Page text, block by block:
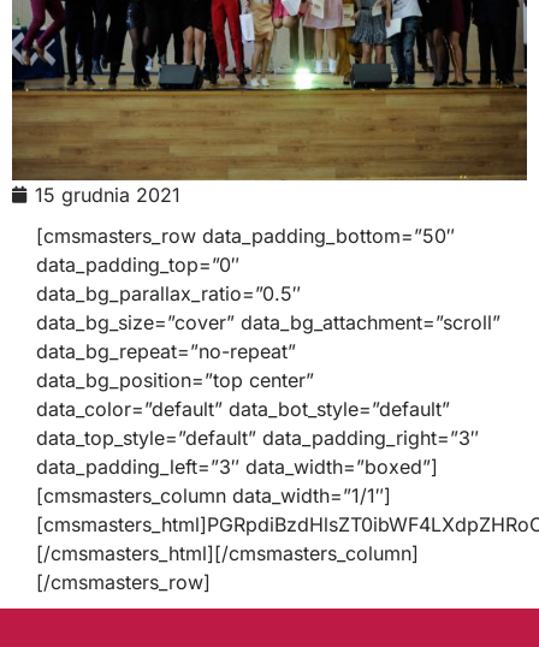
15 grudnia 2021
[cmsmasters_row data_padding_bottom=”50″
data_padding_top=”0″
data_bg_parallax_ratio=”0.5″
data_bg_size=”cover” data_bg_attachment=”scroll”
data_bg_repeat=”no-repeat”
data_bg_position=”top center”
data_color=”default” data_bot_style=”default”
data_top_style=”default” data_padding_right=”3″
data_padding_left=”3″ data_width=”boxed”]
[cmsmasters_column data_width=”1/1″]
[/cmsmasters_html][/cmsmasters_column]
[/cmsmasters_row]